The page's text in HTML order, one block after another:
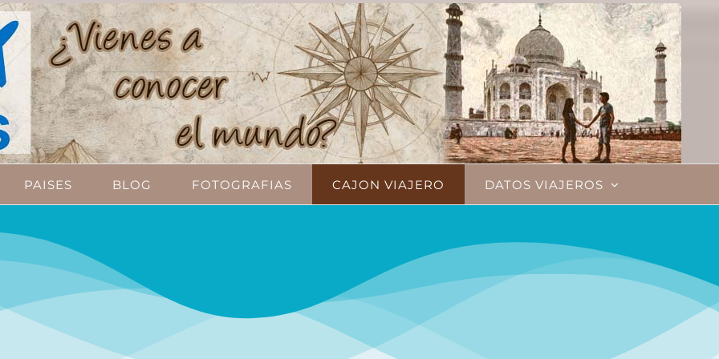
PAISES BLOG FOTOGRAFIAS CAJON VIAJERO DATOS VIAJEROS